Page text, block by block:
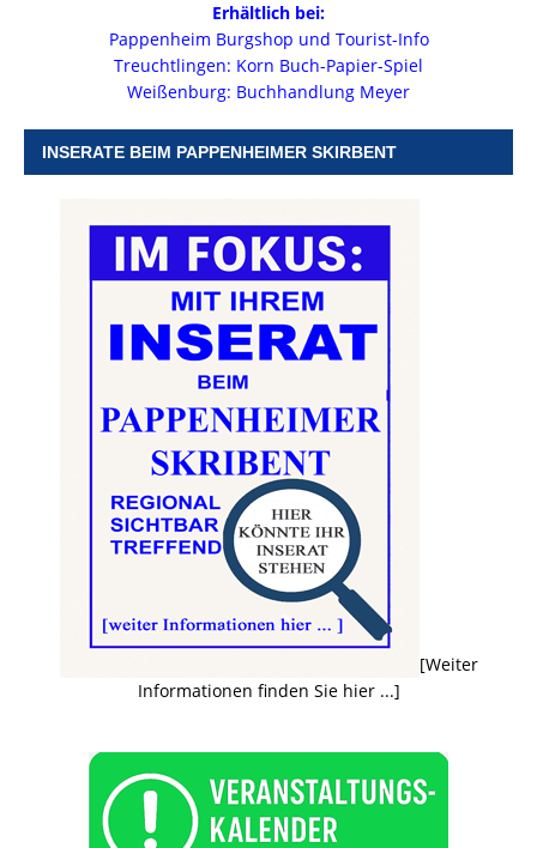
Erhältlich bei:
Pappenheim Burgshop und Tourist-Info
Treuchtlingen: Korn Buch-Papier-Spiel
Weißenburg: Buchhandlung Meyer
INSERATE BEIM PAPPENHEIMER SKIRBENT
[Weiter
Informationen finden Sie hier ...]